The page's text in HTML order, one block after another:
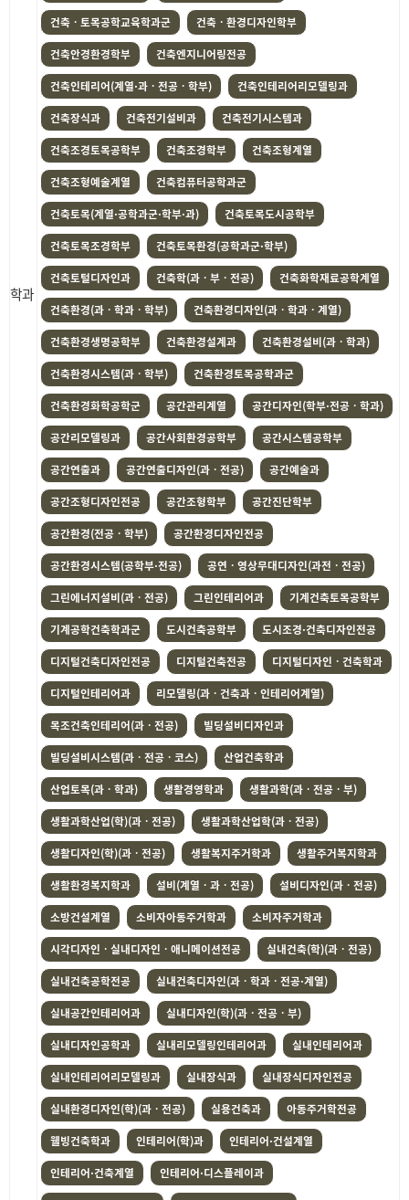
학과
건축ㆍ토목공학교육학과군
건축ㆍ환경디자인학부
건축안경환경학부
건축엔지니어링전공
건축인테리어(계열·과ㆍ전공ㆍ학부)
건축인테리어리모델링과
건축장식과
건축전기설비과
건축전기시스템과
건축조경토목공학부
건축조경학부
건축조형계열
건축조형예술계열
건축컴퓨터공학과군
건축토목(계열·공학과군·학부·과)
건축토목도시공학부
건축토목조경학부
건축토목환경(공학과군·학부)
건축토털디자인과
건축학(과ㆍ부ㆍ전공)
건축화학재료공학계열
건축환경(과ㆍ학과ㆍ학부)
건축환경디자인(과ㆍ학과ㆍ계열)
건축환경생명공학부
건축환경설계과
건축환경설비(과ㆍ학과)
건축환경시스템(과ㆍ학부)
건축환경토목공학과군
건축환경화학공학군
공간관리계열
공간디자인(학부·전공ㆍ학과)
공간리모델링과
공간사회환경공학부
공간시스템공학부
공간연출과
공간연출디자인(과ㆍ전공)
공간예술과
공간조형디자인전공
공간조형학부
공간진단학부
공간환경(전공ㆍ학부)
공간환경디자인전공
공간환경시스템(공학부·전공)
공연ㆍ영상무대디자인(과전ㆍ전공)
그린에너지설비(과ㆍ전공)
그린인테리어과
기계건축토목공학부
기계공학건축학과군
도시건축공학부
도시조경·건축디자인전공
디지털건축디자인전공
디지털건축전공
디지털디자인ㆍ건축학과
디지털인테리어과
리모델링(과ㆍ건축과ㆍ인테리어계열)
목조건축인테리어(과ㆍ전공)
빌딩설비디자인과
빌딩설비시스템(과ㆍ전공ㆍ코스)
산업건축학과
산업토목(과ㆍ학과)
생활경영학과
생활과학(과ㆍ전공ㆍ부)
생활과학산업(학)(과ㆍ전공)
생활과학산업학(과ㆍ전공)
생활디자인(학)(과ㆍ전공)
생활복지주거학과
생활주거복지학과
생활환경복지학과
설비(계열ㆍ과ㆍ전공)
설비디자인(과ㆍ전공)
소방건설계열
소비자아동주거학과
소비자주거학과
시각디자인ㆍ실내디자인ㆍ애니메이션전공
실내건축(학)(과ㆍ전공)
실내건축공학전공
실내건축디자인(과ㆍ학과ㆍ전공·계열)
실내공간인테리어과
실내디자인(학)(과ㆍ전공ㆍ부)
실내디자인공학과
실내리모델링인테리어과
실내인테리어과
실내인테리어리모델링과
실내장식과
실내장식디자인전공
실내환경디자인(학)(과ㆍ전공)
실용건축과
아동주거학전공
웰빙건축학과
인테리어(학)과
인테리어·건설계열
인테리어·건축계열
인테리어·디스플레이과